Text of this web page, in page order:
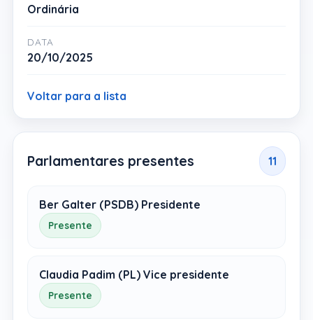
Ordinária
DATA
20/10/2025
Voltar para a lista
Parlamentares presentes 11
Ber Galter (PSDB) Presidente
Presente
Claudia Padim (PL) Vice presidente
Presente